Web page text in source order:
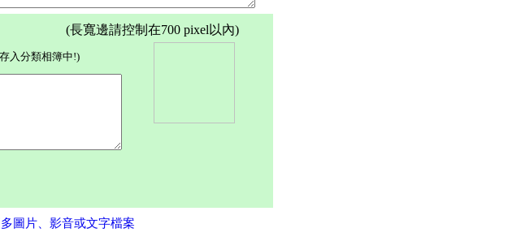
(長寬邊請控制在700 pixel以內)
入分類相簿中!)
圖片、影音或文字檔案